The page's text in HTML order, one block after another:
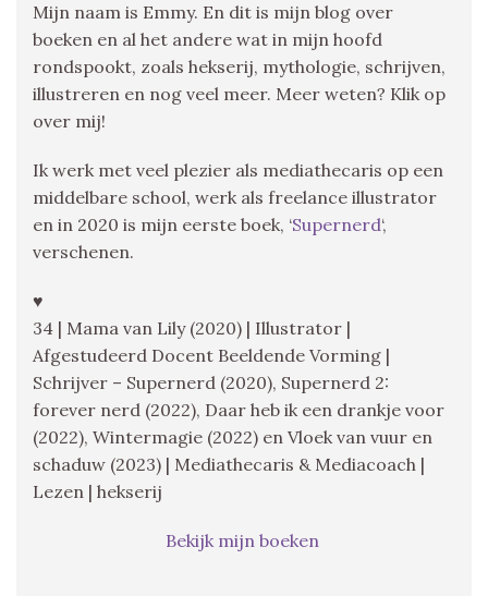
Mijn naam is Emmy. En dit is mijn blog over
boeken en al het andere wat in mijn hoofd
rondspookt, zoals hekserij, mythologie, schrijven,
illustreren en nog veel meer. Meer weten? Klik op
over mij!
Ik werk met veel plezier als mediathecaris op een
middelbare school, werk als freelance illustrator
en in 2020 is mijn eerste boek, ‘Supernerd‘,
verschenen.
♥
34 | Mama van Lily (2020) | Illustrator |
Afgestudeerd Docent Beeldende Vorming |
Schrijver – Supernerd (2020), Supernerd 2:
forever nerd (2022), Daar heb ik een drankje voor
(2022), Wintermagie (2022) en Vloek van vuur en
schaduw (2023) | Mediathecaris & Mediacoach |
Lezen | hekserij
Bekijk mijn boeken